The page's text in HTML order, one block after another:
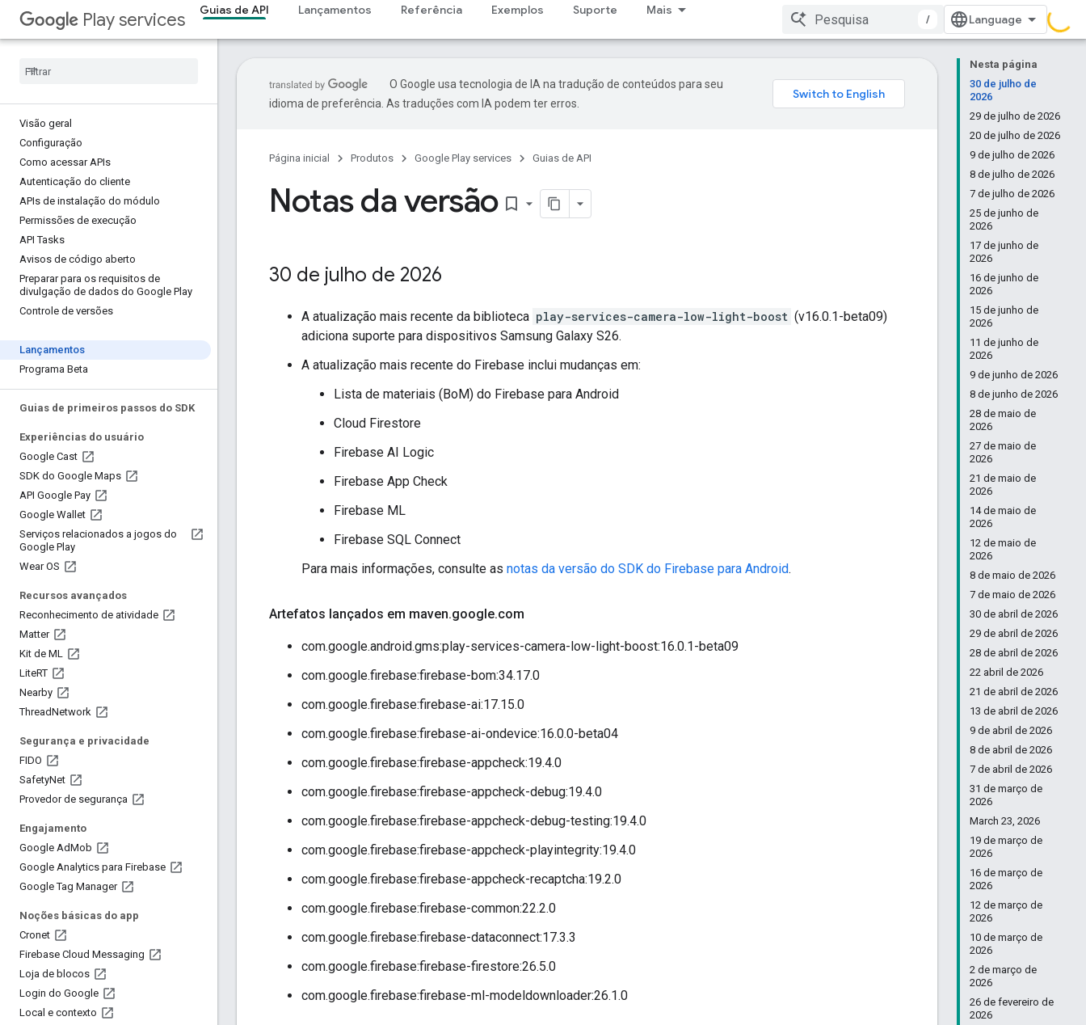
Play services Guias de API Lançamentos Referência Exemplos Suporte Mais
/
Visão geral
Configuração
Como acessar APIs
Autenticação do cliente
APIs de instalação do módulo
Permissões de execução
API Tasks
Avisos de código aberto
Preparar para os requisitos de
divulgação de dados do Google Play
Controle de versões
Lançamentos
Programa Beta
Guias de primeiros passos do SDK
Experiências do usuário
Google Cast
SDK do Google Maps
API Google Pay
Google Wallet
Serviços relacionados a jogos do
Google Play
Wear OS
Recursos avançados
Reconhecimento de atividade
Matter
Kit de ML
LiteRT
Nearby
ThreadNetwork
Segurança e privacidade
FIDO
SafetyNet
Provedor de segurança
Engajamento
Google AdMob
Google Analytics para Firebase
Google Tag Manager
Noções básicas do app
Cronet
Firebase Cloud Messaging
Loja de blocos
Login do Google
Local e contexto
Nesta página
30 de julho de
2026
29 de julho de 2026
20 de julho de 2026
9 de julho de 2026
8 de julho de 2026
7 de julho de 2026
25 de junho de
2026
17 de junho de
2026
16 de junho de
2026
15 de junho de
2026
11 de junho de
2026
9 de junho de 2026
8 de junho de 2026
28 de maio de
2026
27 de maio de
2026
21 de maio de
2026
14 de maio de
2026
12 de maio de
2026
8 de maio de 2026
7 de maio de 2026
30 de abril de 2026
29 de abril de 2026
28 de abril de 2026
22 abril de 2026
21 de abril de 2026
13 de abril de 2026
9 de abril de 2026
8 de abril de 2026
7 de abril de 2026
31 de março de
2026
March 23, 2026
19 de março de
2026
16 de março de
2026
12 de março de
2026
10 de março de
2026
2 de março de
2026
26 de fevereiro de
2026
O Google usa tecnologia de IA na tradução de conteúdos para seu
idioma de preferência. As traduções com IA podem ter erros.
Página inicial Produtos Google Play services Guias de API
Notas da versão bookmark_border
30 de julho de 2026
A atualização mais recente da biblioteca play-services-camera-low-light-boost (v16.0.1-beta09)
adiciona suporte para dispositivos Samsung Galaxy S26.
A atualização mais recente do Firebase inclui mudanças em:
Lista de materiais (BoM) do Firebase para Android
Cloud Firestore
Firebase AI Logic
Firebase App Check
Firebase ML
Firebase SQL Connect
Para mais informações, consulte as notas da versão do SDK do Firebase para Android.
Artefatos lançados em maven.google.com
com.google.android.gms:play-services-camera-low-light-boost:16.0.1-beta09
com.google.firebase:firebase-bom:34.17.0
com.google.firebase:firebase-ai:17.15.0
com.google.firebase:firebase-ai-ondevice:16.0.0-beta04
com.google.firebase:firebase-appcheck:19.4.0
com.google.firebase:firebase-appcheck-debug:19.4.0
com.google.firebase:firebase-appcheck-debug-testing:19.4.0
com.google.firebase:firebase-appcheck-playintegrity:19.4.0
com.google.firebase:firebase-appcheck-recaptcha:19.2.0
com.google.firebase:firebase-common:22.2.0
com.google.firebase:firebase-dataconnect:17.3.3
com.google.firebase:firebase-firestore:26.5.0
com.google.firebase:firebase-ml-modeldownloader:26.1.0